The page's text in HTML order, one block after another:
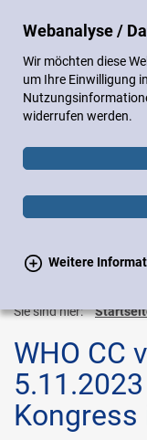
Webanalyse /
Wir möchten diese
um Ihre Einwilligung
widerrufen werden.
Weitere
Suchen
Sie sind hier:
WHO CC
Kongress